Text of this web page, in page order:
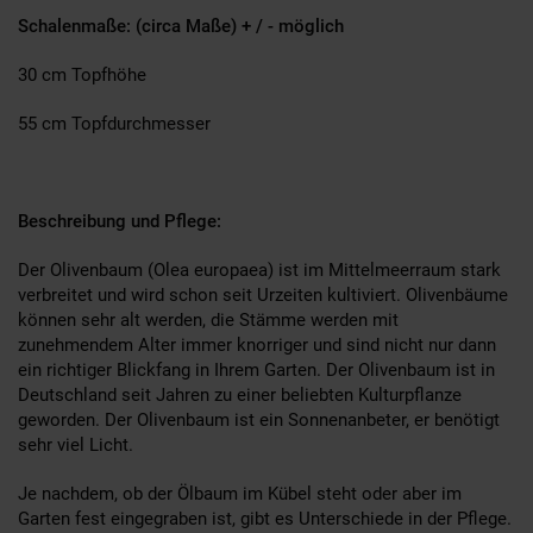
Schalenmaße: (circa Maße) + / - möglich
30 cm Topfhöhe
55 cm Topfdurchmesser
Beschreibung und Pflege:
Der Olivenbaum (Olea europaea) ist im Mittelmeerraum stark
verbreitet und wird schon seit Urzeiten kultiviert. Olivenbäume
können sehr alt werden, die Stämme werden mit
zunehmendem Alter immer knorriger und sind nicht nur dann
ein richtiger Blickfang in Ihrem Garten. Der Olivenbaum ist in
Deutschland seit Jahren zu einer beliebten Kulturpflanze
geworden. Der Olivenbaum ist ein Sonnenanbeter, er benötigt
sehr viel Licht.
Je nachdem, ob der Ölbaum im Kübel steht oder aber im
Garten fest eingegraben ist, gibt es Unterschiede in der Pflege.